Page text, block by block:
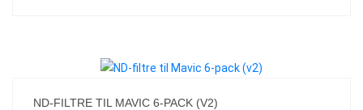
ND-FILTRE TIL MAVIC 6-PACK (V2)